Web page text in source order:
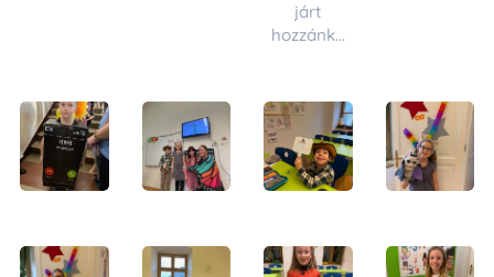
járt
hozzánk...